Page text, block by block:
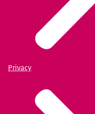
Privacy